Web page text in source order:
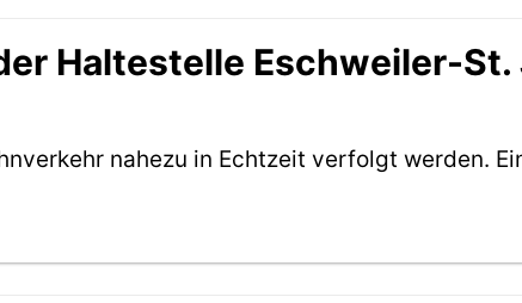
Haltestelle Eschweiler-
nahezu in Echtzeit verfolgt werden.